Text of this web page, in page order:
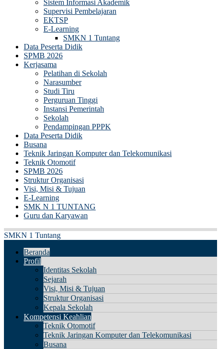
Sistem Informasi Akademik
Supervisi Pembelajaran
EKTSP
E-Learning
SMKN 1 Tuntang
Data Peserta Didik
SPMB 2026
Kerjasama
Pelatihan di Sekolah
Narasumber
Studi Tiru
Perguruan Tinggi
Instansi Pemerintah
Sekolah
Pendampingan PPPK
Data Peserta Didik
Busana
Teknik Jaringan Komputer dan Telekomunikasi
Teknik Otomotif
SPMB 2026
Struktur Organisasi
Visi, Misi & Tujuan
E-Learning
SMK N 1 TUNTANG
Guru dan Karyawan
SMKN 1 Tuntang
Beranda
Profil
Identitas Sekolah
Sejarah
Visi, Misi & Tujuan
Struktur Organisasi
Kepala Sekolah
Kompetensi Keahlian
Teknik Otomotif
Teknik Jaringan Komputer dan Telekomunikasi
Busana